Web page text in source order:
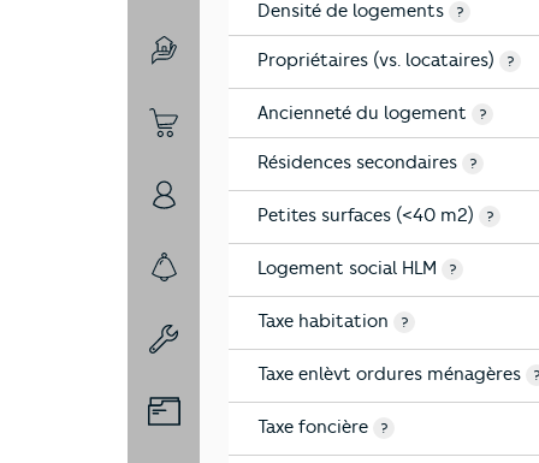
4-Education
5-Commerces
6-Politique
7-Sécurité
8-Chauffage
9-Diagnostic risques
Densité de logements ?
Propriétaires (vs. locataires) ?
Ancienneté du logement ?
Résidences secondaires ?
Petites surfaces (<40 m2) ?
Logement social HLM ?
Taxe habitation ?
Taxe enlèvt ordures ménagères ?
Taxe foncière ?